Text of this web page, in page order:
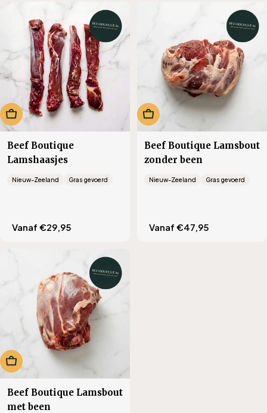
nl.products.product.regular_price
Kies opties
Beef Boutique
Lamshaasjes
Nieuw-Zeeland Gras gevoerd
Translation
Vanaf €29,95
Kies opties
Beef Boutique Lamsbout
zonder been
Nieuw-Zeeland Gras gevoerd
Translation
Vanaf €47,95
Kies opties
Beef Boutique Lamsbout
met been